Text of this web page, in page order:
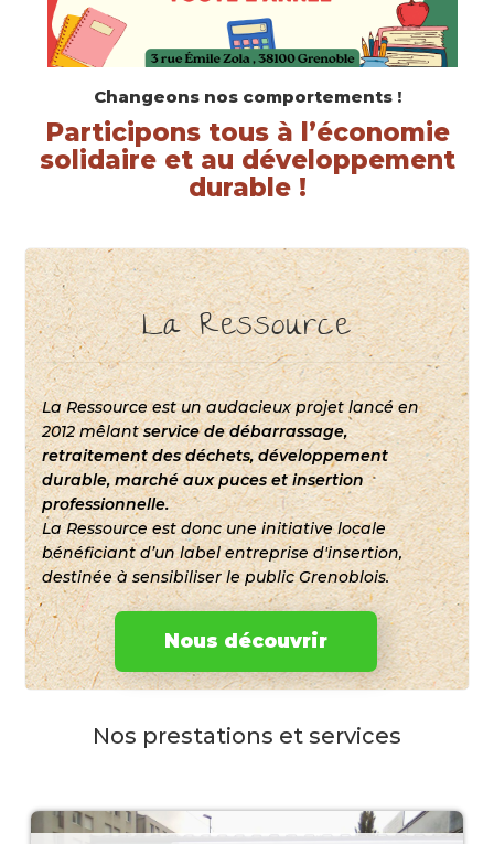
J'ai besoin d'un débarras
Changeons nos comportements !
Participons tous à l’économie
solidaire et au développement
durable !
La Ressource
La Ressource est un audacieux projet lancé en
2012 mêlantservice de débarrassage,
retraitement des déchets, développement
durable, marché aux puces et insertion
professionnelle.
La Ressource est donc une initiative locale
bénéficiant d’un label entreprise d'insertion,
destinée à sensibiliser le public Grenoblois.
Nous découvrir
Nos prestations et services